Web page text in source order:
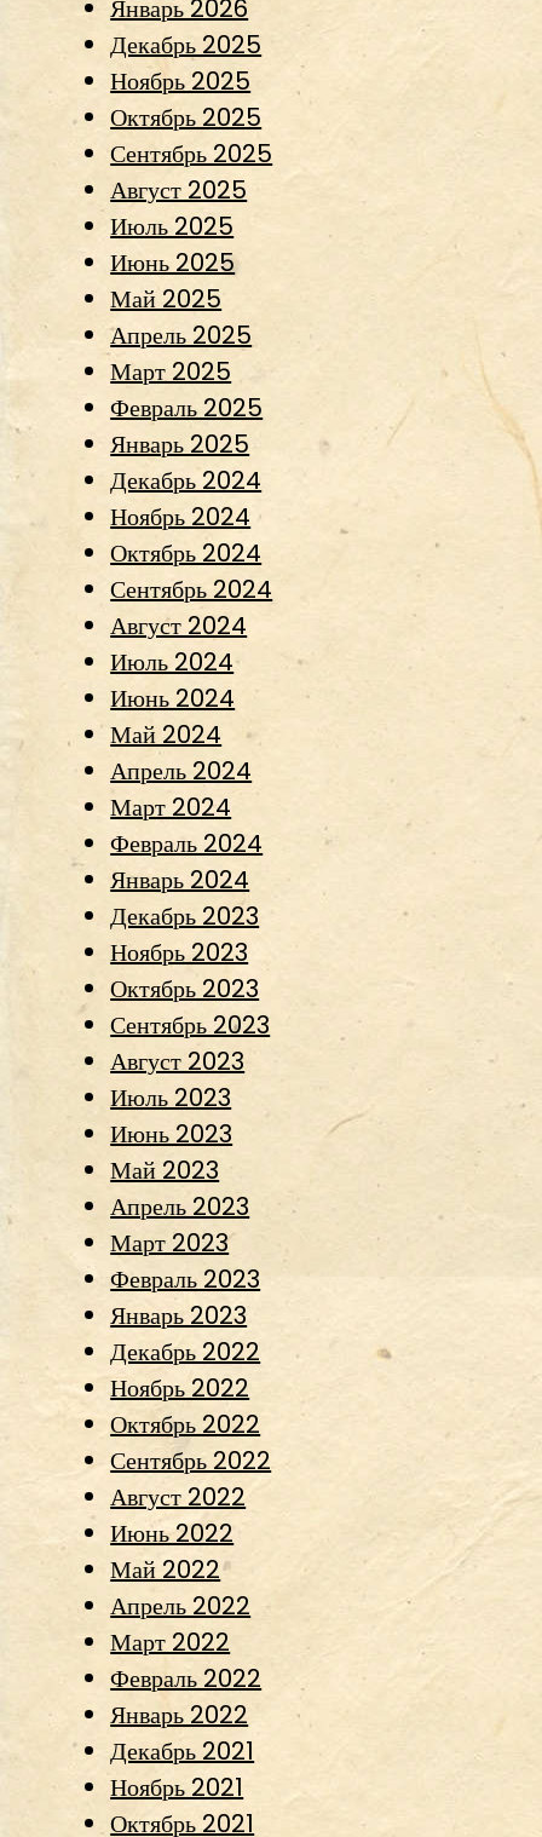
Январь 2026
Декабрь 2025
Ноябрь 2025
Октябрь 2025
Сентябрь 2025
Август 2025
Июль 2025
Июнь 2025
Май 2025
Апрель 2025
Март 2025
Февраль 2025
Январь 2025
Декабрь 2024
Ноябрь 2024
Октябрь 2024
Сентябрь 2024
Август 2024
Июль 2024
Июнь 2024
Май 2024
Апрель 2024
Март 2024
Февраль 2024
Январь 2024
Декабрь 2023
Ноябрь 2023
Октябрь 2023
Сентябрь 2023
Август 2023
Июль 2023
Июнь 2023
Май 2023
Апрель 2023
Март 2023
Февраль 2023
Январь 2023
Декабрь 2022
Ноябрь 2022
Октябрь 2022
Сентябрь 2022
Август 2022
Июнь 2022
Май 2022
Апрель 2022
Март 2022
Февраль 2022
Январь 2022
Декабрь 2021
Ноябрь 2021
Октябрь 2021